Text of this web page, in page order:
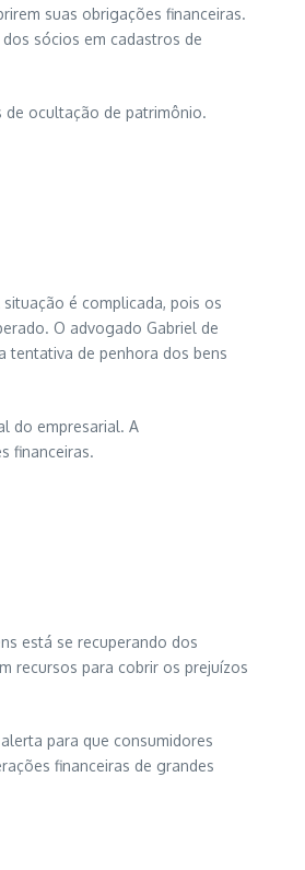
suas obrigações financeiras.
sócios em cadastros de
de ocultação de patrimônio.
é complicada, pois os
O advogado Gabriel de
tentativa de penhora dos bens
do empresarial. A
financeiras.
está se recuperando dos
recursos para cobrir os prejuízos
para que consumidores
financeiras de grandes